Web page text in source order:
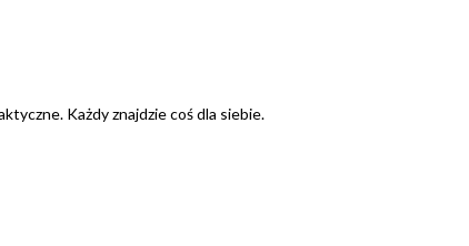
Każdy znajdzie coś dla siebie.